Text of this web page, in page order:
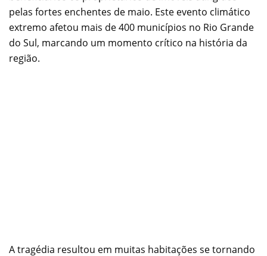
pelas fortes enchentes de maio. Este evento climático
extremo afetou mais de 400 municípios no Rio Grande
do Sul, marcando um momento crítico na história da
região.
A tragédia resultou em muitas habitações se tornando